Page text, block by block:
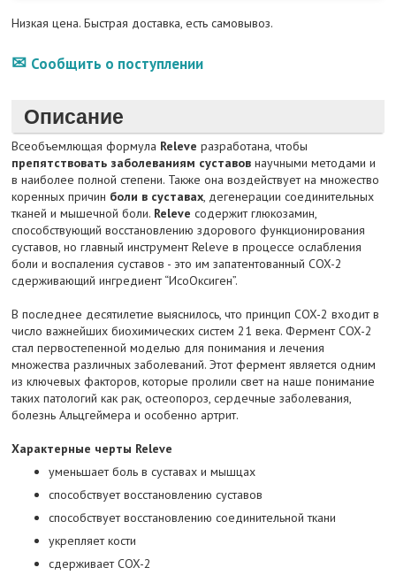
Низкая цена. Быстрая доставка, есть самовывоз.
Сообщить о поступлении
Описание
Всеобъемлющая формула Releve разработана, чтобы
препятствовать заболеваниям суставовнаучными методами и
в наиболее полной степени. Также она воздействует на множество
коренных причин боли в суставах, дегенерации соединительных
тканей и мышечной боли. Releve содержит глюкозамин,
способствующий восстановлению здорового функционирования
суставов, но главный инструмент Releve в процессе ослабления
боли и воспаления суставов - это им запатентованный COX-2
сдерживающий ингредиент “ИсоОксиген”.
В последнее десятилетие выяснилось, что принцип COX-2 входит в
число важнейших биохимических систем 21 века. Фермент COX-2
стал первостепенной моделью для понимания и лечения
множества различных заболеваний. Этот фермент является одним
из ключевых факторов, которые пролили свет на наше понимание
таких патологий как рак, остеопороз, сердечные заболевания,
болезнь Альцгеймера и особенно артрит.
Характерные черты Releve
уменьшает боль в суставах и мышцах
способствует восстановлению суставов
способствует восстановлению соединительной ткани
укрепляет кости
сдерживает COX-2